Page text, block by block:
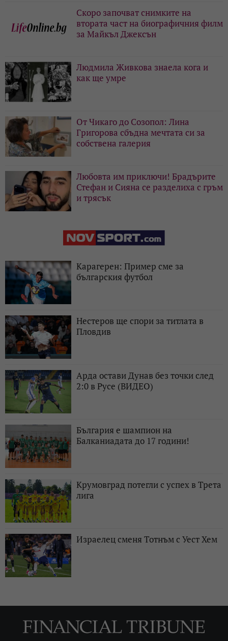
Скоро започват снимките на
втората част на биографичния филм
за Майкъл Джексън
Людмила Живкова знаела кога и
как ще умре
От Чикаго до Созопол: Лина
Григорова сбъдна мечтата си за
собствена галерия
Любовта им приключи! Брадърите
Стефан и Сияна се разделиха с гръм
и трясък
Карагерен: Пример сме за
българския футбол
Нестеров ще спори за титлата в
Пловдив
Арда остави Дунав без точки след
2:0 в Русе (ВИДЕО)
България е шампион на
Балканиадата до 17 години!
Крумовград потегли с успех в Трета
лига
Израелец сменя Тотнъм с Уест Хем